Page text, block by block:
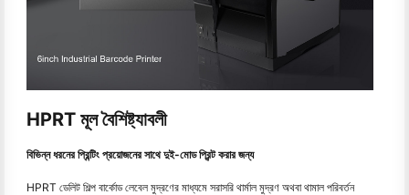
HPRT মূল বৈশিষ্ট্যাবলী
বিভিন্ন ধরনের প্রিন্টিং প্রয়োজনের সাথে দুই-মোড প্রিন্ট করার জন্য
HPRT ডেলিট শিল্প বার্কোড লেবেল মুদ্রণের মাধ্যমে সরাসরি থার্মাল মুদ্রণ অথবা থামাল পরিবর্তন